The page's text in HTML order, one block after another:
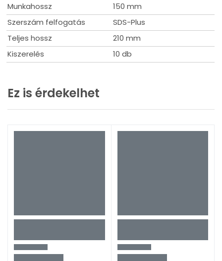
Munkahossz
150 mm
Szerszám felfogatás
SDS-Plus
Teljes hossz
210 mm
Kiszerelés
10 db
Ez is érdekelhet